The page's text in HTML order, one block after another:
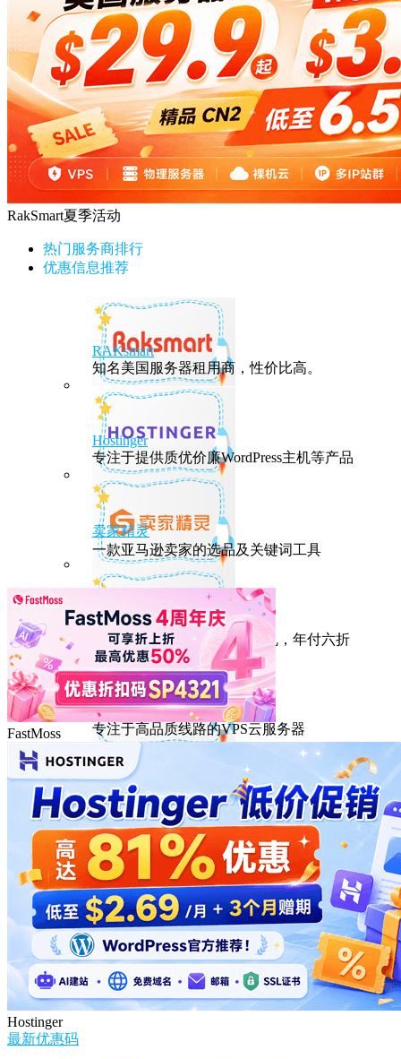
RakSmart夏季活动
热门服务商排行
优惠信息推荐
RAKsmart
知名美国服务器租用商，性价比高。
Hostinger
专注于提供质优价廉WordPress主机等产品
卖家精灵
一款亚马逊卖家的选品及关键词工具
HostEase
性能出众的高性价比美国主机，年付六折
DMIT
专注于高品质线路的VPS云服务器
FastMoss
Hostinger
最新优惠码